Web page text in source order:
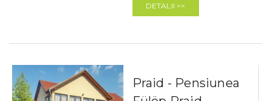
DETALII >>
Praid - Pensiunea